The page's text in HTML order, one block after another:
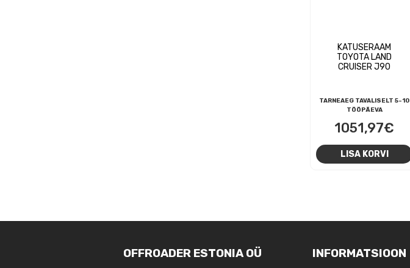
KATUSERAAM
TOYOTA LAND
CRUISER J90
TARNEAEG TAVALISELT 5-10
TÖÖPÄEVA
1051,97€
LISA KORVI
OFFROADER ESTONIA OÜ INFORMATSIOON